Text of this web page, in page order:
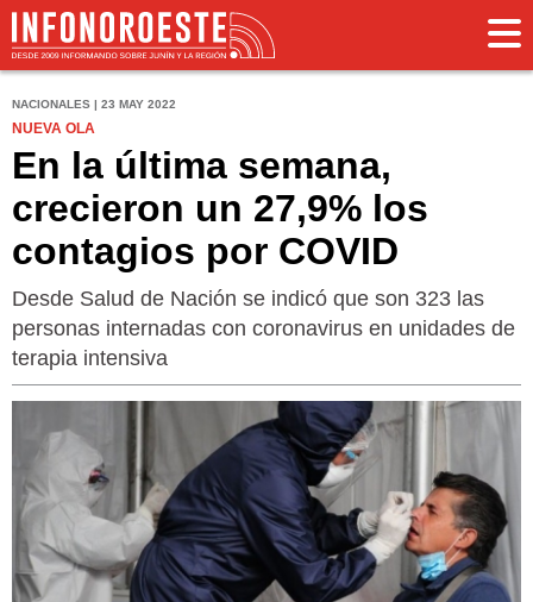
NACIONALES | 23 MAY 2022
NUEVA OLA
En la última semana,
crecieron un 27,9% los
contagios por COVID
Desde Salud de Nación se indicó que son 323 las
personas internadas con coronavirus en unidades de
terapia intensiva